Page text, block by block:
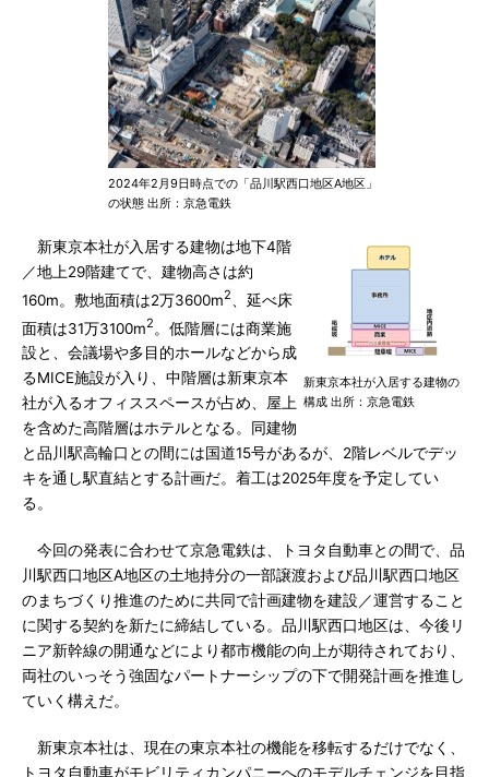
2024年2月9日時点での「品川駅西口地区A地区」
の状態 出所：京急電鉄
新東京本社が入居する建物の
構成 出所：京急電鉄
新東京本社が入居する建物は地下4階
／地上29階建てで、建物高さは約
160m。敷地面積は2万3600m2
、延べ床
面積は31万3100m2
。低階層には商業施
設と、会議場や多目的ホールなどから成
るMICE施設が入り、中階層は新東京本
社が入るオフィススペースが占め、屋上
を含めた高階層はホテルとなる。同建物
と品川駅高輪口との間には国道15号があるが、2階レベルでデッ
キを通し駅直結とする計画だ。着工は2025年度を予定してい
る。
今回の発表に合わせて京急電鉄は、トヨタ自動車との間で、品
川駅西口地区A地区の土地持分の一部譲渡および品川駅西口地区
のまちづくり推進のために共同で計画建物を建設／運営すること
に関する契約を新たに締結している。品川駅西口地区は、今後リ
ニア新幹線の開通などにより都市機能の向上が期待されており、
両社のいっそう強固なパートナーシップの下で開発計画を推進し
ていく構えだ。
新東京本社は、現在の東京本社の機能を移転するだけでなく、
トヨタ自動車がモビリティカンパニーへのモデルチェンジを目指